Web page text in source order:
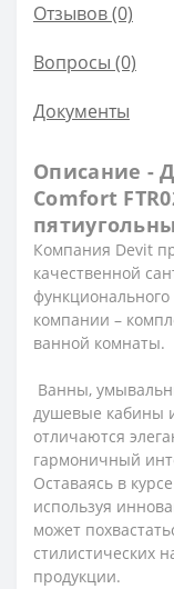
Отзывов (0)
Вопросы (0)
Документы
Описание -
Comfort
Компания Devit
качественной
компании –
ванной комнаты.
Ванны,
душевые кабины
отличаются
гармоничный
Оставаясь в
используя
может
стилистических
продукции.